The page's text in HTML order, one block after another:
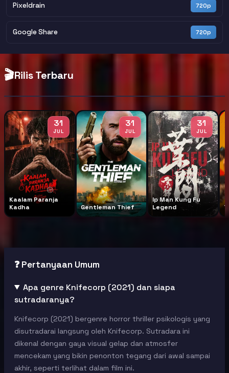
Pixeldrain 720p
Google Share 720p
🎬Rilis Terbaru
31
JUL
Kaalam Paranja
Kadha
31
JUL
Gentleman Thief
31
JUL
Ip Man Kung Fu
Legend
❓ Pertanyaan Umum
Apa genre Knifecorp (2021) dan siapa
sutradaranya?
Knifecorp (2021) bergenre horror thriller psikologis yang
disutradarai langsung oleh Knifecorp. Sutradara ini
dikenal dengan gaya visual gelap dan atmosfer
mencekam yang bikin penonton tegang dari awal sampai
akhir, seperti terlihat dalam film ini.